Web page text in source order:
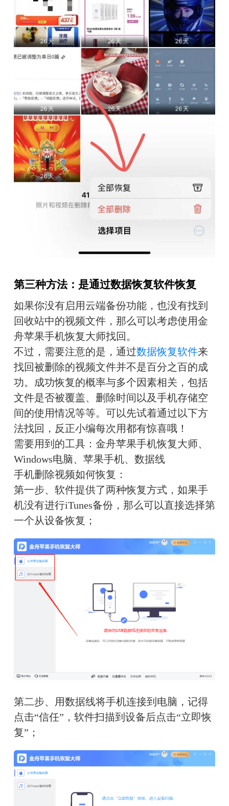
第三种方法： 是通过数据恢复软件恢复
如果你没有启用云端备份功能，也没有找到
回收站中的视频文件，那么可以考虑使用金
舟苹果手机恢复大师找回。
不过，需要注意的是，通过数据恢复软件来
找回被删除的视频文件并不是百分之百的成
功。
成功恢复的概率与多个因素相关，包括
文件是否被覆盖、删除时间以及手机存储空
间的使用情况等等。可以先试着通过以下方
法找回，反正小编每次用都有惊喜哦！
需要用到的工具：金舟苹果手机恢复大师、
Windows电脑、苹果手机、数据线
手机删除视频如何恢复：
第一步、软件提供了两种恢复方式，如果手
机没有进行iTunes备份，那么可以直接选择第
一个从设备恢复；
第二步、用数据线将手机连接到电脑，记得
点击“信任”，软件扫描到设备后点击“立即恢
复”；